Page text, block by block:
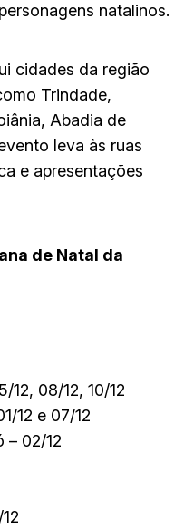
natalinos.
cidades da região
Trindade,
Abadia de
leva às ruas
e apresentações
de Natal da
12, 08/12, 10/12
12 e 07/12
– 02/12